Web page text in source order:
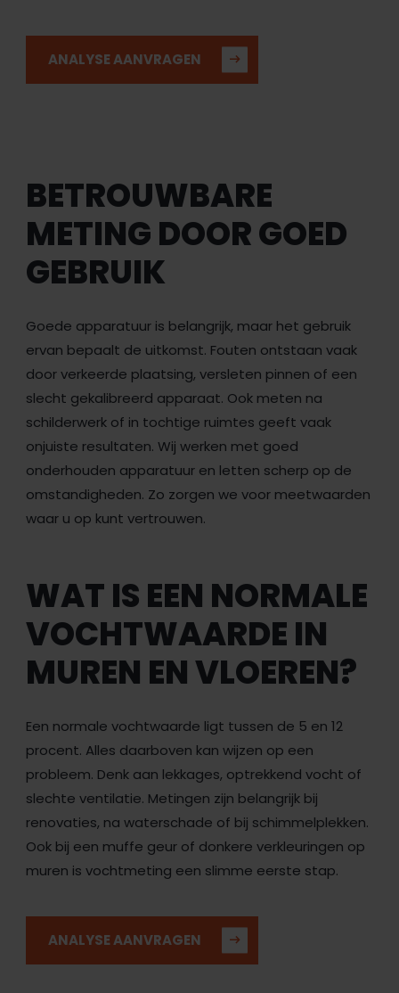
ANALYSE AANVRAGEN
BETROUWBARE
METING DOOR GOED
GEBRUIK
Goede apparatuur is belangrijk, maar het gebruik
ervan bepaalt de uitkomst. Fouten ontstaan vaak
door verkeerde plaatsing, versleten pinnen of een
slecht gekalibreerd apparaat. Ook meten na
schilderwerk of in tochtige ruimtes geeft vaak
onjuiste resultaten. Wij werken met goed
onderhouden apparatuur en letten scherp op de
omstandigheden. Zo zorgen we voor meetwaarden
waar u op kunt vertrouwen.
WAT IS EEN NORMALE
VOCHTWAARDE IN
MUREN EN VLOEREN?
Een normale vochtwaarde ligt tussen de 5 en 12
procent. Alles daarboven kan wijzen op een
probleem. Denk aan lekkages, optrekkend vocht of
slechte ventilatie. Metingen zijn belangrijk bij
renovaties, na waterschade of bij schimmelplekken.
Ook bij een muffe geur of donkere verkleuringen op
muren is vochtmeting een slimme eerste stap.
ANALYSE AANVRAGEN